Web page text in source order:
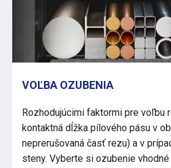
VOĽBA OZUBENIA
Rozhodujúcimi faktormi pre voľbu
kontaktná dĺžka pílového pásu v
neprerušovaná časť rezu) a v
steny. Vyberte si ozubenie